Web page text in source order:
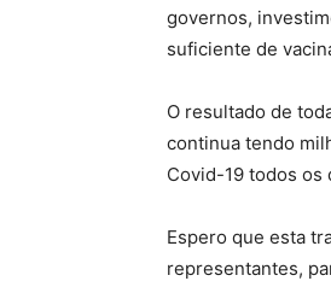
governos,
suficiente de
O resultado de
continua tendo
Covid-19 todos os
Espero que esta
representantes,